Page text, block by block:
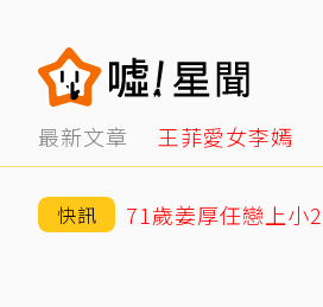
最新文章 王菲愛女李嫣
快訊